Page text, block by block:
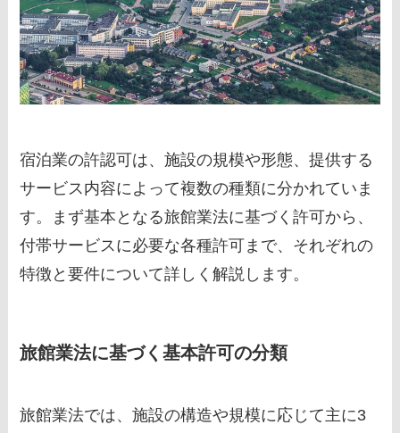
宿泊業の許認可は、施設の規模や形態、提供する
サービス内容によって複数の種類に分かれていま
す。まず基本となる旅館業法に基づく許可から、
付帯サービスに必要な各種許可まで、それぞれの
特徴と要件について詳しく解説します。
旅館業法に基づく基本許可の分類
旅館業法では、施設の構造や規模に応じて主に3